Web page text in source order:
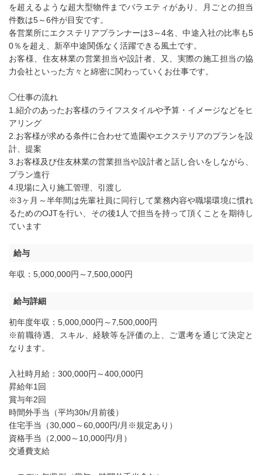
を超えるような超大型物件までバラエティがあり、月ごとの担当
件数は5～6件が目安です。
各営業所にエクステリアプランナーは3～4名、中途入社の比率も5
0％を超え、新卒中途関係なく活躍できる風土です。
お客様、住友林業の営業担当や設計者、又、実際の施工担当の協
力会社といった方々と綿密に関わっていくお仕事です。
◯仕事の流れ
1.紹介のあったお客様のライフスタイルや予算・イメージなどをヒ
アリング
2.お客様が求める条件に合わせて造園やエクステリアのプランを設
計、提案
3.お客様及び住友林業の営業担当や設計者と話し合いをしながら、
プラン進行
4.現場に入り施工管理、引渡し
※3ヶ月～半年間は先輩社員に同行して業務内容や職場環境に慣れ
るためのOJTを行い、その後1人で担当を持って頂くことを期待し
ています
給与
年収：5,000,000円～7,500,000円
給与詳細
初年度年収：5,000,000円～7,500,000円
※前職待遇、スキル、経験等を評価の上、ご選考を通じて決定と
なります。
入社時月給：300,000円～400,000円
昇給年1回
賞与年2回
時間外手当（平均30h/月前後）
住宅手当（30,000～60,000円/月※規定あり）
資格手当（2,000～10,000円/月）
交通費支給